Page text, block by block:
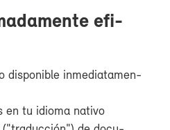
efi­
dis­po­ni­ble in­me­dia­ta­men­
en tu idio­ma na­ti­vo